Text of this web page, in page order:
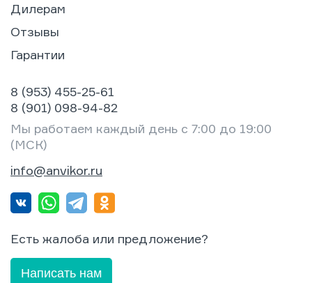
Дилерам
Отзывы
Гарантии
8 (953) 455-25-61
8 (901) 098-94-82
Мы работаем каждый день с 7:00 до 19:00
(МСК)
info@anvikor.ru
Есть жалоба или предложение?
Написать нам